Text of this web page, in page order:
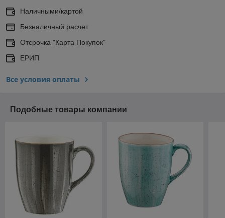
Наличными/картой
Безналичный расчет
Отсрочка "Карта Покупок"
ЕРИП
Все условия оплаты
Подобные товары компании